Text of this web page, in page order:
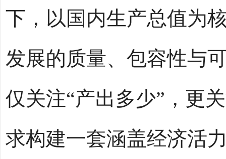
下，以国内生产总值为
发展的质量、包容性与
仅关注“产出多少”，更
求构建一套涵盖经济活